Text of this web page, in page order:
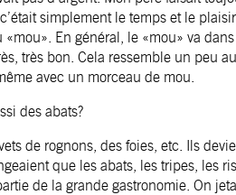
simplement le temps et le
En général, le «mou» va
très bon. Cela ressemble un peu
avec un morceau de mou.
des abats?
de rognons, des foies, etc. Ils
que les abats, les tripes, les
de la grande gastronomie. On